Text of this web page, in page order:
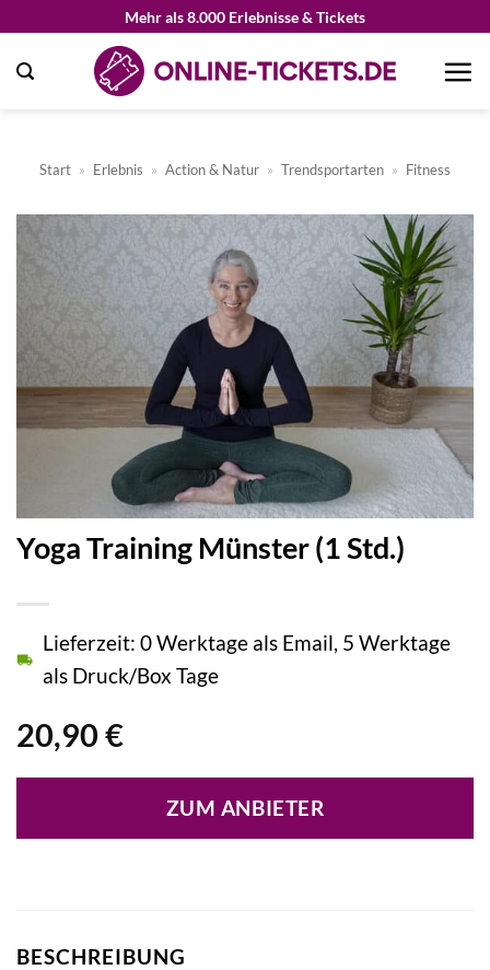
springen
Mehr als 8.000 Erlebnisse & Tickets
Start » Erlebnis » Action & Natur » Trendsportarten » Fitness
Yoga Training Münster (1 Std.)
20,90 €
Lieferzeit: 0 Werktage als Email, 5 Werktage
als Druck/Box Tage
ZUM ANBIETER
BESCHREIBUNG